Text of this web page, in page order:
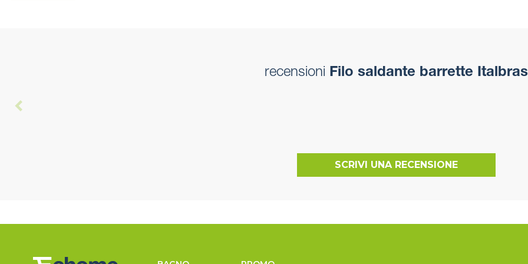
recensioni Filo saldante barrette Italbras
SCRIVI UNA RECENSIONE